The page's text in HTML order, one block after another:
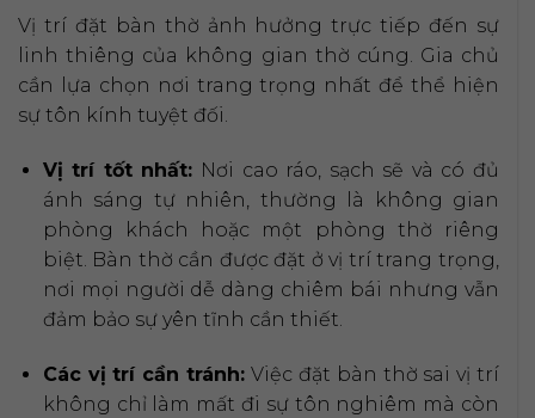
Vị trí đặt bàn thờ ảnh hưởng trực tiếp đến sự
linh thiêng của không gian thờ cúng. Gia chủ
cần lựa chọn nơi trang trọng nhất để thể hiện
sự tôn kính tuyệt đối.
Vị trí tốt nhất: Nơi cao ráo, sạch sẽ và có đủ
ánh sáng tự nhiên, thường là không gian
phòng khách hoặc một phòng thờ riêng
biệt. Bàn thờ cần được đặt ở vị trí trang trọng,
nơi mọi người dễ dàng chiêm bái nhưng vẫn
đảm bảo sự yên tĩnh cần thiết.
Các vị trí cần tránh: Việc đặt bàn thờ sai vị trí
không chỉ làm mất đi sự tôn nghiêm mà còn